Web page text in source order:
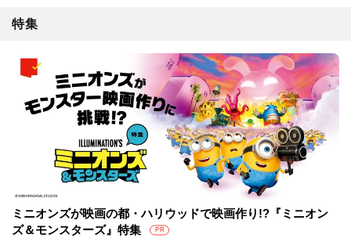
特集
ミニオンズが映画の都・ハリウッドで映画作り!?『ミニオン
ズ＆モンスターズ』特集
PR